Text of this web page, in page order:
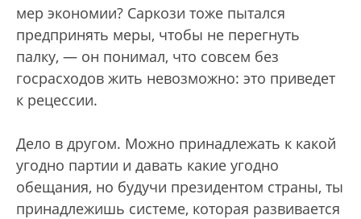
мер экономии? Саркози тоже пытался
предпринять меры, чтобы не перегнуть
палку, — он понимал, что совсем без
госрасходов жить невозможно: это приведет
к рецессии.
Дело в другом. Можно принадлежать к какой
угодно партии и давать какие угодно
обещания, но будучи президентом страны, ты
принадлежишь системе, которая развивается